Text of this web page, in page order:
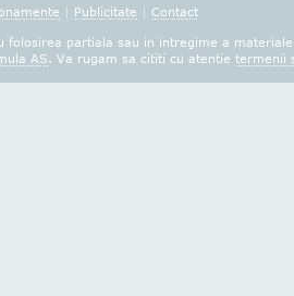
| Publicitate | Contact
folosirea partiala sau in intregime a
AS. Va rugam sa cititi cu atentie termenii